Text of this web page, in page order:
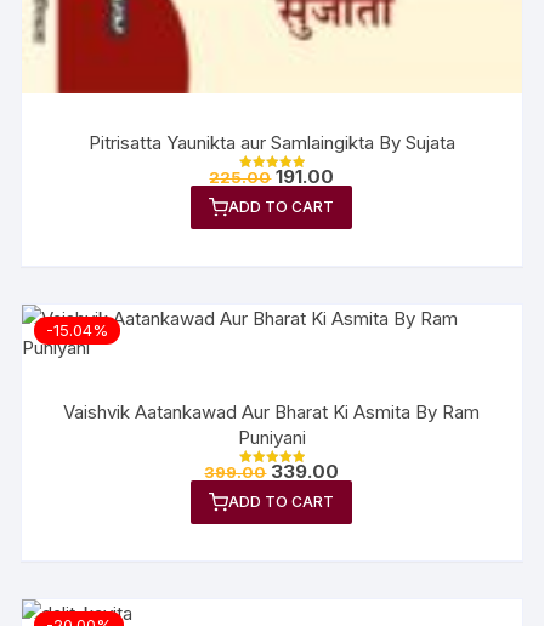
Pitrisatta Yaunikta aur Samlaingikta By Sujata
Rated
out of 5
225.00 191.00
ADD TO CART
-15.04%
Vaishvik Aatankawad Aur Bharat Ki Asmita By Ram
Puniyani
Rated
out of 5
399.00 339.00
ADD TO CART